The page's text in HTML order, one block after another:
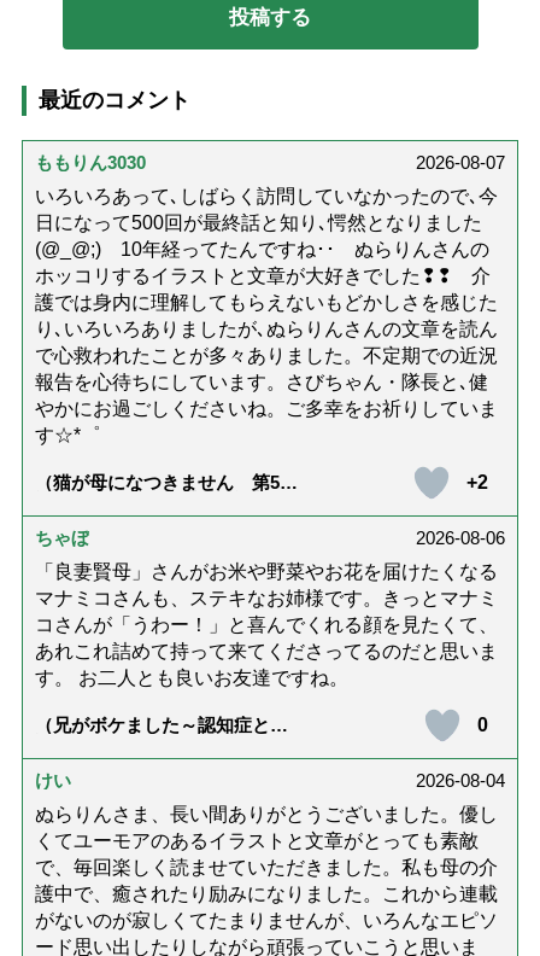
最近のコメント
ももりん3030
2026-08-07
いろいろあって､しばらく訪問していなかったので､今
日になって500回が最終話と知り､愕然となりました
(@_@;) 10年経ってたんですね･･ ぬらりんさんの
ホッコリするイラストと文章が大好きでした❢❢ 介
護では身内に理解してもらえないもどかしさを感じた
り､いろいろありましたが､ぬらりんさんの文章を読ん
で心救われたことが多々ありました。不定期での近況
報告を心待ちにしています。さびちゃん・隊長と､健
やかにお過ごしくださいね。ご多幸をお祈りしていま
す☆*゜
（猫が母になつきません 第500
+2
ちゃぼ
2026-08-06
「良妻賢母」さんがお米や野菜やお花を届けたくなる
マナミコさんも、ステキなお姉様です。きっとマナミ
コさんが「うわー！」と喜んでくれる顔を見たくて、
あれこれ詰めて持って来てくださってるのだと思いま
す。 お二人とも良いお友達ですね。
（兄がボケました～認知症と介
達』が届きました」）
0
けい
2026-08-04
ぬらりんさま、長い間ありがとうございました。優し
くてユーモアのあるイラストと文章がとっても素敵
で、毎回楽しく読ませていただきました。私も母の介
護中で、癒されたり励みになりました。これから連載
がないのが寂しくてたまりませんが、いろんなエピソ
ード思い出したりしながら頑張っていこうと思いま